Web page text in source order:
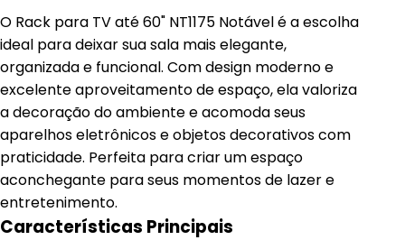
O Rack para TV até 60" NT1175 Notável é a escolha
ideal para deixar sua sala mais elegante,
organizada e funcional. Com design moderno e
excelente aproveitamento de espaço, ela valoriza
a decoração do ambiente e acomoda seus
aparelhos eletrônicos e objetos decorativos com
praticidade. Perfeita para criar um espaço
aconchegante para seus momentos de lazer e
entretenimento.
Características Principais